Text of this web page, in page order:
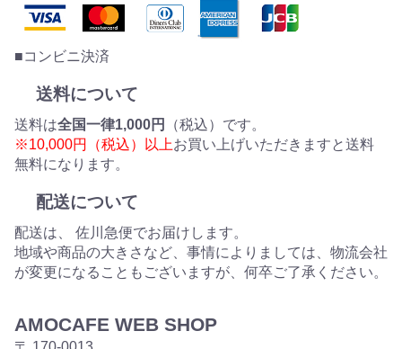
■コンビニ決済
送料について
送料は全国一律1,000円
（税込）です。
※10,000円（税込）以上お買い上げいただきますと送料
無料になります。
配送について
配送は、 佐川急便でお届けします。
地域や商品の大きさなど、事情によりましては、物流会社
が変更になることもございますが、何卒ご了承ください。
AMOCAFE WEB SHOP